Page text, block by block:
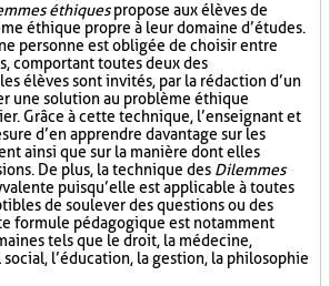
éthiquespropose aux élèves de
éthique propre à leur domaine d’études.
personne est obligée de choisir entre
comportant toutes deux des
élèves sont invités, par la rédaction d’un
une solution au problème éthique
Grâce à cette technique, l’enseignant et
d’en apprendre davantage sur les
ainsi que sur la manière dont elles
De plus, la technique des Dilemmes
puisqu’elle est applicable à toutes
de soulever des questions ou des
formule pédagogique est notamment
tels que le droit, la médecine,
l’éducation, la gestion, la philosophie